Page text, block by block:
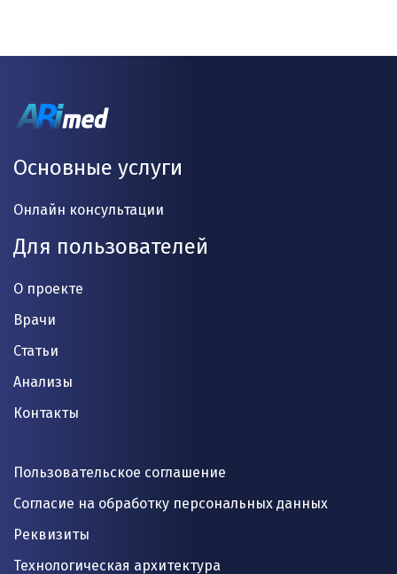
Основные услуги
Онлайн консультации
Для пользователей
О проекте
Врачи
Статьи
Анализы
Контакты
Пользовательское соглашение
Согласие на обработку персональных данных
Реквизиты
Технологическая архитектура